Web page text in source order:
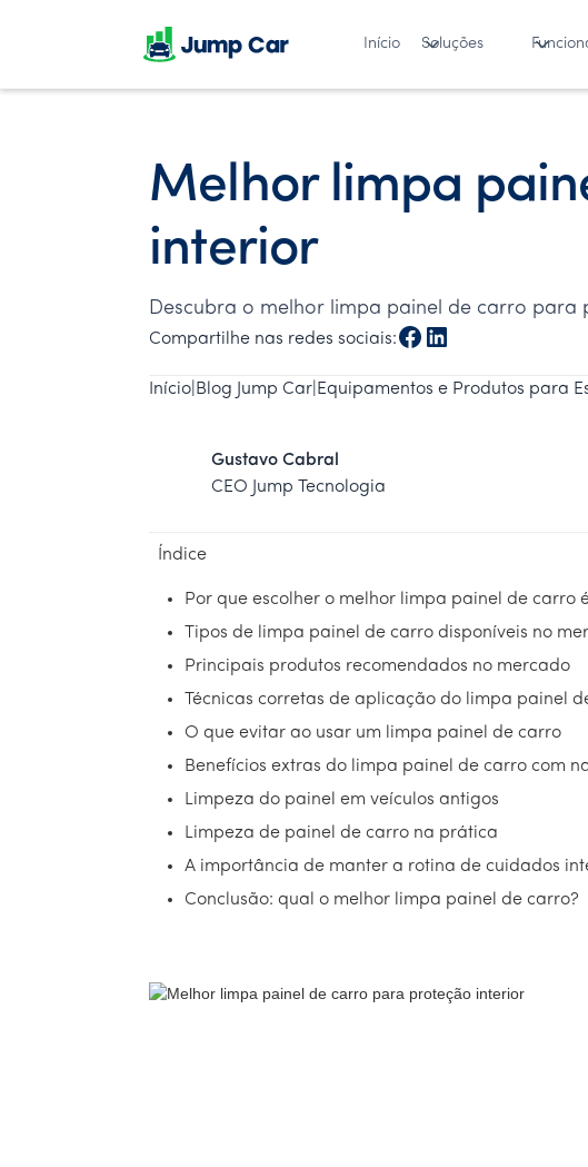
Início Soluções
Melhor limpa
interior
Descubra o melhor limpa painel de carro
Compartilhe nas redes sociais:
Início Blog Jump Car Equipamentos e Produtos para
Gustavo Cabral
CEO Jump Tecnologia
Índice
Por que escolher o melhor limpa painel de carro
Tipos de limpa painel de carro disponíveis no
Principais produtos recomendados no mercado
Técnicas corretas de aplicação do limpa painel
O que evitar ao usar um limpa painel de carro
Benefícios extras do limpa painel de carro com
Limpeza do painel em veículos antigos
Limpeza de painel de carro na prática
A importância de manter a rotina de cuidados
Conclusão: qual o melhor limpa painel de carro?